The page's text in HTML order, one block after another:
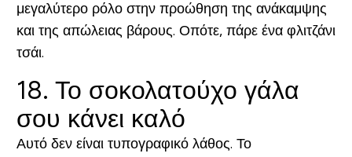
μεγαλύτερο ρόλο στην προώθηση της ανάκαμψης
και της απώλειας βάρους. Οπότε, πάρε ένα φλιτζάνι
τσάι.
18. Το σοκολατούχο γάλα
σου κάνει καλό
Αυτό δεν είναι τυπογραφικό λάθος. Το